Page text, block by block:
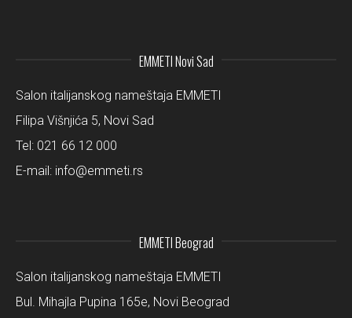
EMMETI Novi Sad
Salon italijanskog nameštaja EMMETI
Filipa Višnjića 5, Novi Sad
Tel: 021 66 12 000
E-mail: info@emmeti.rs
EMMETI Beograd
Salon italijanskog nameštaja EMMETI
Bul. Mihajla Pupina 165e, Novi Beograd